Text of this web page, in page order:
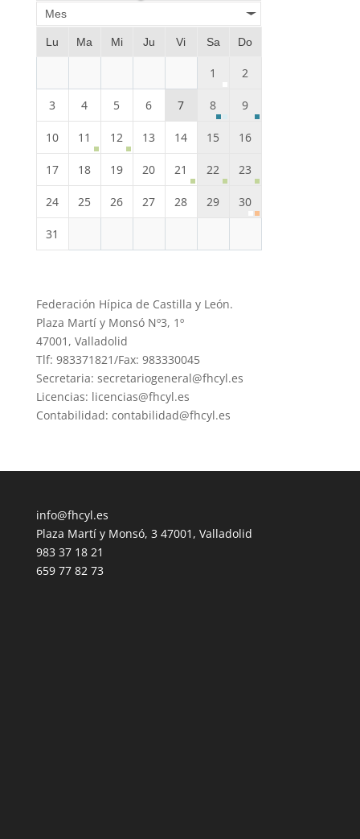
Mes
Lu Ma Mi Ju Vi Sa Do
1 2
3 4 5 6 7 8 9
10 11 12 13 14 15 16
17 18 19 20 21 22 23
24 25 26 27 28 29 30
31
Federación Hípica de Castilla y León.
Plaza Martí y Monsó Nº3, 1º
47001, Valladolid
Tlf: 983371821/Fax: 983330045
Secretaria: secretariogeneral@fhcyl.es
Licencias: licencias@fhcyl.es
Contabilidad: contabilidad@fhcyl.es
info@fhcyl.es
Plaza Martí y Monsó, 3 47001, Valladolid
983 37 18 21
659 77 82 73